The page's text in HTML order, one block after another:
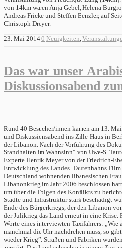
von 14km waren Anja Gebel, Helena
Andreas Fricke und Steffen Benzler, auf
Christoph Dreyer.
23. Mai 2014 0 Neuigkeiten
Das war unser
Diskussionsabend
Rund 40 Besucher/innen kamen am 13.
und Diskussionsabend ins Zille-Haus in
der Libanon. Nach der Vorführung des
Standhalten im Wahnsinn“ von Uwe-S.
Experte Henrik Meyer von der Friedrich-
Entwicklung des Landes. Tautenhahns
Deutschland wohnenden libanesischen
Libanonkrieg im Jahr 2006 beschlossen
um über die Folgen des Konflikts zu
Städte und Infrastruktur stark beschädigt
Ende des Bürgerkriegs, der den Libanon
der Julikrieg das Land erneut in eine Krise.
Worte eines interviewten Taxifahrers: „Wie
manchmal die Uhr nachdrehen muss, so
wieder Krieg”. Straßen und Fabriken